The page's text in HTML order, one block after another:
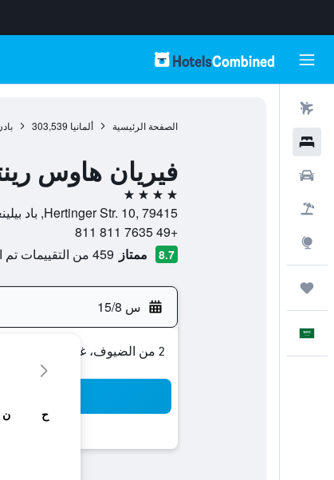
الصفحة الرئيسية ألمانيا 303,539
فيريان هاوس
4 نجوم
Hertinger Str. 10, 79415, باد بيلينغين, بادن - فورتمبيرغ, ألمانيا
+49 7635 811 811
8.7 ممتاز 459 من التقييمات تم التحقق منها
س 15/8
2 من الضيوف، غرفة واحدة
ح ن